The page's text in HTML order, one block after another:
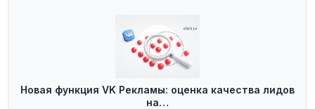
Новая функция VK Рекламы: оценка качества лидов
на…